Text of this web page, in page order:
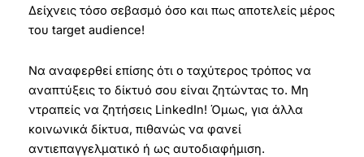
Δείχνεις τόσο σεβασμό όσο και πως αποτελείς μέρος
του target audience!
Να αναφερθεί επίσης ότι ο ταχύτερος τρόπος να
αναπτύξεις το δίκτυό σου είναι ζητώντας το. Μη
ντραπείς να ζητήσεις LinkedIn! Όμως, για άλλα
κοινωνικά δίκτυα, πιθανώς να φανεί
αντιεπαγγελματικό ή ως αυτοδιαφήμιση.